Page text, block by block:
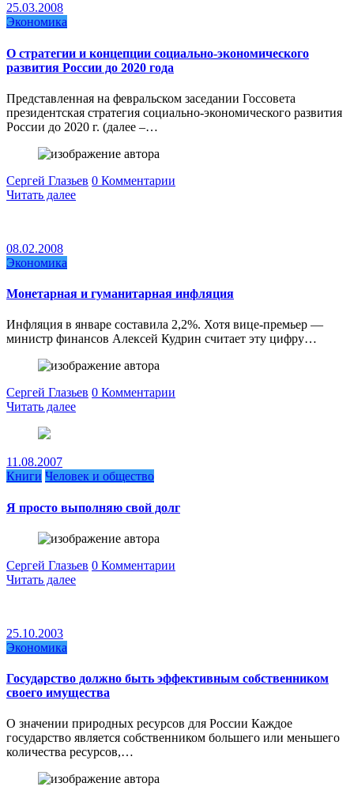
25.03.2008
Экономика
О стратегии и концепции социально-экономического
развития России до 2020 года
Представленная на февральском заседании Госсовета
президентская стратегия социально-экономического развития
России до 2020 г. (далее –…
Сергей Глазьев 0 Комментарии
Читать далее
08.02.2008
Экономика
Монетарная и гуманитарная инфляция
Инфляция в январе составила 2,2%. Хотя вице-премьер —
министр финансов Алексей Кудрин считает эту цифру…
Сергей Глазьев 0 Комментарии
Читать далее
11.08.2007
Книги Человек и общество
Я просто выполняю свой долг
Сергей Глазьев 0 Комментарии
Читать далее
25.10.2003
Экономика
Государство должно быть эффективным собственником
своего имущества
О значении природных ресурсов для России Каждое
государство является собственником большего или меньшего
количества ресурсов,…